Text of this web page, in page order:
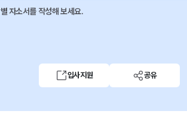
자소서를 작성해 보세요.
입사지원 공유